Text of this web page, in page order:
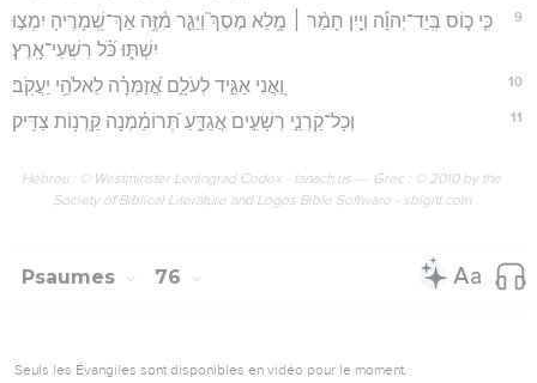
9
כִּ֤י כ֪וֹס בְּֽיַד־יְהוָ֡ה וְיַ֤יִן חָמַ֨ר ׀ מָ֥לֵא מֶסֶךְ֮ וַיַּגֵּ֪ר מִ֫זֶּ֥ה אַךְ־שְׁ֭מָרֶיהָ יִמְצ֣וּ
יִשְׁתּ֑וּ כֹּ֝֗ל רִשְׁעֵי־אָֽרֶץ׃
10 וַ֭אֲנִי אַגִּ֣יד לְעֹלָ֑ם אֲ֝זַמְּרָ֗ה לֵאלֹהֵ֥י יַעֲקֹֽב׃
11 וְכָל־קַרְנֵ֣י רְשָׁעִ֣ים אֲגַדֵּ֑עַ תְּ֝רוֹמַ֗מְנָה קַֽרְנ֥וֹת צַדִּֽיק׃
Hébreu : © Westminster Leningrad Codex - tanach.us --- Grec : © 2010 by the
Society of Biblical Literature and Logos Bible Software - sblgnt.com
Psaumes 76
Seuls les Évangiles sont disponibles en vidéo pour le moment.